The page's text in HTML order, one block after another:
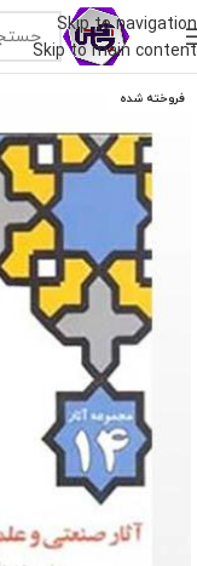
Skip to navigation
Skip to main content
فروخته شده